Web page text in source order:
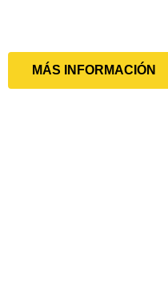
MÁS INFORMACIÓN